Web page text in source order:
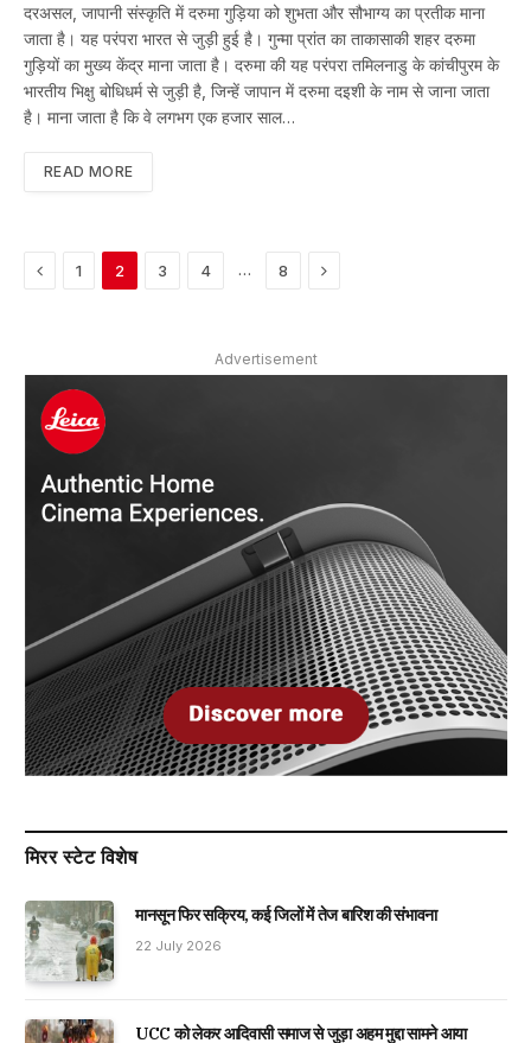
दरअसल, जापानी संस्कृति में दरुमा गुड़िया को शुभता और सौभाग्य का प्रतीक माना
जाता है। यह परंपरा भारत से जुड़ी हुई है। गुन्मा प्रांत का ताकासाकी शहर दरुमा
गुड़ियों का मुख्य केंद्र माना जाता है। दरुमा की यह परंपरा तमिलनाडु के कांचीपुरम के
भारतीय भिक्षु बोधिधर्म से जुड़ी है, जिन्हें जापान में दरुमा दइशी के नाम से जाना जाता
है। माना जाता है कि वे लगभग एक हजार साल…
READ MORE
Previous
1 2 3 4 … 8 Next
Advertisement
मिरर स्टेट विशेष
मानसून फिर सक्रिय, कई जिलों में तेज बारिश की संभावना
22 July 2026
UCC को लेकर आदिवासी समाज से जुड़ा अहम मुद्दा सामने आया